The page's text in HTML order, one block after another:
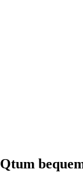
Qtum